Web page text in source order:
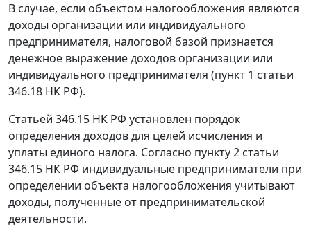
В случае, если объектом налогообложения являются
доходы организации или индивидуального
предпринимателя, налоговой базой признается
денежное выражение доходов организации или
индивидуального предпринимателя (пункт 1 статьи
346.18 НК РФ).
Статьей 346.15 НК РФ установлен порядок
определения доходов для целей исчисления и
уплаты единого налога. Согласно пункту 2 статьи
346.15 НК РФ индивидуальные предприниматели при
определении объекта налогообложения учитывают
доходы, полученные от предпринимательской
деятельности.